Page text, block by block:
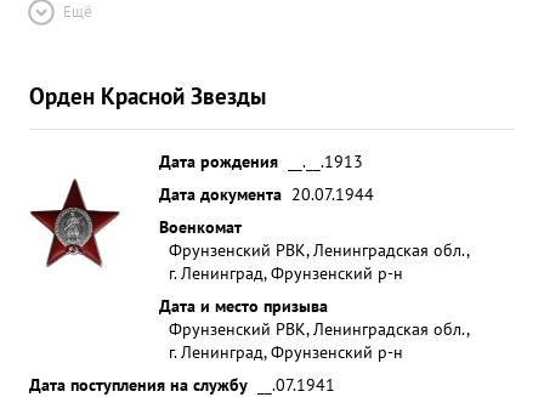
Ещё
Орден Красной Звезды
Дата рождения
__.__.1913
Дата документа 20.07.1944
Военкомат
Фрунзенский РВК, Ленинградская обл.,
г. Ленинград, Фрунзенский р-н
Дата и место призыва
Фрунзенский РВК, Ленинградская обл.,
г. Ленинград, Фрунзенский р-н
Дата поступления на службу
__.07.1941